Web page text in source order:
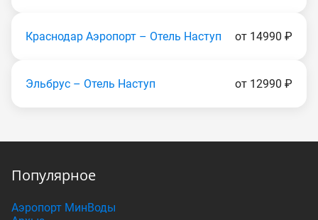
Краснодар Аэропорт – Отель Наступ от 14990 ₽
Эльбрус – Отель Наступ от 12990 ₽
Популярное
Аэропорт МинВоды